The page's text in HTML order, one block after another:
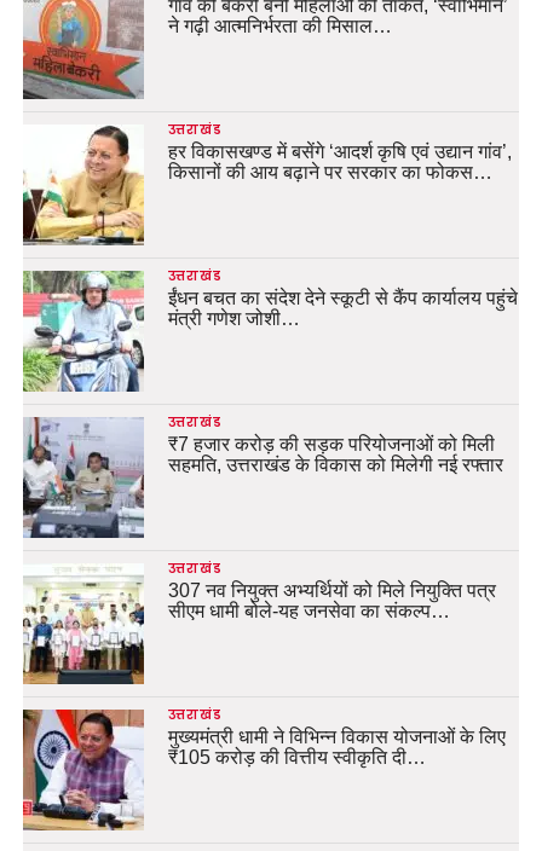
गांव की बेकरी बनी महिलाओं की ताकत, ‘स्वाभिमान’
ने गढ़ी आत्मनिर्भरता की मिसाल…
उत्तराखंड
हर विकासखण्ड में बसेंगे ‘आदर्श कृषि एवं उद्यान गांव’,
किसानों की आय बढ़ाने पर सरकार का फोकस…
उत्तराखंड
ईंधन बचत का संदेश देने स्कूटी से कैंप कार्यालय पहुंचे
मंत्री गणेश जोशी…
उत्तराखंड
₹7 हजार करोड़ की सड़क परियोजनाओं को मिली
सहमति, उत्तराखंड के विकास को मिलेगी नई रफ्तार
उत्तराखंड
307 नव नियुक्त अभ्यर्थियों को मिले नियुक्ति पत्र
सीएम धामी बोले-यह जनसेवा का संकल्प…
उत्तराखंड
मुख्यमंत्री धामी ने विभिन्न विकास योजनाओं के लिए
₹105 करोड़ की वित्तीय स्वीकृति दी…